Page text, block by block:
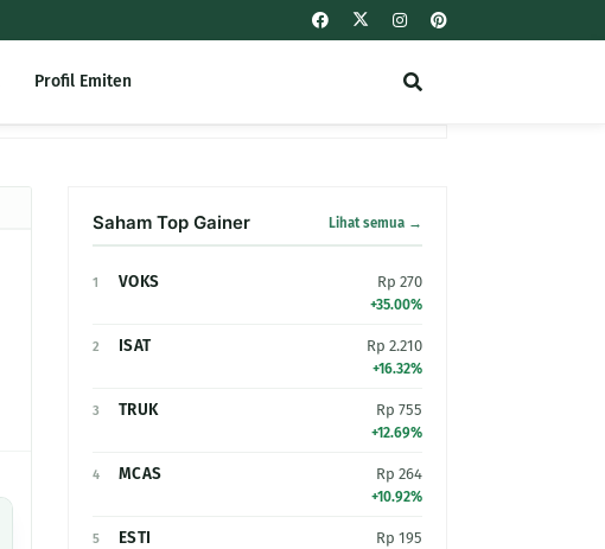
Profil Emiten
Saham Top Gainer Lihat semua →
1 VOKS Rp 270
+35.00%
2 ISAT Rp 2.210
+16.32%
3 TRUK Rp 755
+12.69%
4 MCAS Rp 264
+10.92%
5 ESTI Rp 195